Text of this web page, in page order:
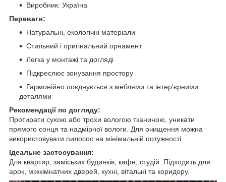
Виробник: Україна
Переваги:
Натуральні, екологічні матеріали
Стильний і оригінальний орнамент
Легка у монтажі та догляді
Підкреслює зонування простору
Гармонійно поєднується з меблями та інтер’єрними
деталями
Рекомендації по догляду:
Протирати сухою або трохи вологою тканиною, уникати
прямого сонця та надмірної вологи. Для очищення можна
використовувати пилосос на мінімальній потужності.
Ідеальне застосування:
Для квартир, заміських будинків, кафе, студій. Підходить для
арок, міжкімнатних дверей, кухні, вітальні та коридору.